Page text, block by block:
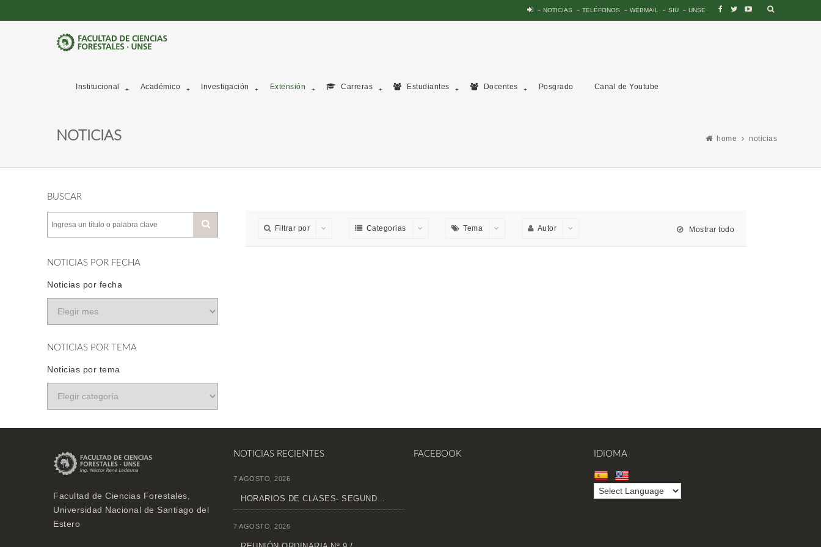
NOTICIAS TELÉFONOS WEBMAIL SIU UNSE
Institucional Académico Investigación Extensión Carreras Estudiantes Docentes Posgrado Canal de Youtube
NOTICIAS home noticias
BUSCAR
NOTICIAS POR FECHA
Noticias por fecha
NOTICIAS POR TEMA
Noticias por tema
Filtrar por Categorias Tema Autor Mostrar todo
Facultad de Ciencias Forestales,
Universidad Nacional de Santiago del
Estero
NOTICIAS RECIENTES
7 AGOSTO, 2026
HORARIOS DE CLASES- SEGUND...
7 AGOSTO, 2026
FACEBOOK IDIOMA